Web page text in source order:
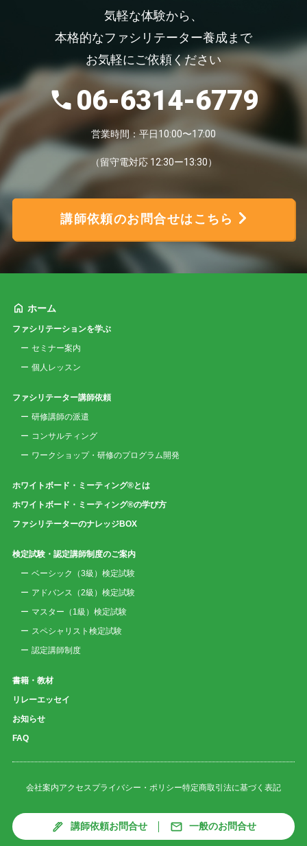
気軽な体験から、
本格的なファシリテーター養成まで
お気軽にご依頼ください
06-6314-6779
営業時間：平日10:00〜17:00
（留守電対応 12:30ー13:30）
講師依頼のお問合せはこちら
ホーム
ファシリテーションを学ぶ
セミナー案内
個人レッスン
ファシリテーター講師依頼
研修講師の派遣
コンサルティング
ワークショップ・研修のプログラム開発
ホワイトボード・ミーティング®とは
ホワイトボード・ミーティング®の学び方
ファシリテーターのナレッジBOX
検定試験・認定講師制度のご案内
ベーシック（3級）検定試験
アドバンス（2級）検定試験
マスター（1級）検定試験
スペシャリスト検定試験
認定講師制度
書籍・教材
リレーエッセイ
お知らせ
FAQ
会社案内アクセスプライバシー・ポリシー特定商取引法に基づく表記
講師依頼お問合せ 一般のお問合せ